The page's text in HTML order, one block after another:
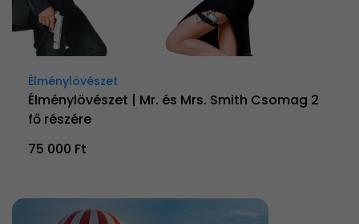
Élménylövészet
Élménylövészet | Mr. és Mrs. Smith Csomag 2
fő részére
75 000 Ft